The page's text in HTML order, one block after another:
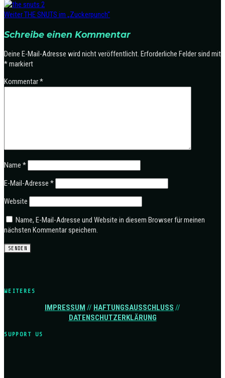
WeiterTHE SNUTS im „Zuckerpunch“
Schreibe einen Kommentar
Deine E-Mail-Adresse wird nicht veröffentlicht. Erforderliche Felder sind mit
*markiert
Kommentar*
Name *
E-Mail-Adresse *
Website
Name, E-Mail-Adresse und Website in diesem Browser für meinen
nächsten Kommentar speichern.
WEITERES
IMPRESSUM // HAFTUNGSAUSSCHLUSS //
DATENSCHUTZERKLÄRUNG
SUPPORT US